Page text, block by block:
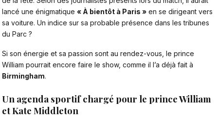
lancé une énigmatique « À bientôt à Paris » en se dirigeant vers
sa voiture. Un indice sur sa probable présence dans les tribunes
du Parc ?
Si son énergie et sa passion sont au rendez-vous, le prince
William pourrait encore faire le show, comme il l’a déjà fait à
Birmingham.
Un agenda sportif chargé pour le prince William
et Kate Middleton